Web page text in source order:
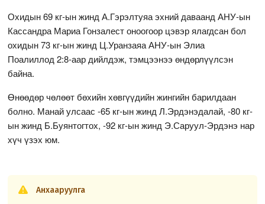
Охидын 69 кг-ын жинд А.Гэрэлтуяа эхний даваанд АНУ-ын
Кассандра Мариа Гонзалест оноогоор цэвэр ялагдсан бол
охидын 73 кг-ын жинд Ц.Уранзаяа АНУ-ын Элиа
Поалиллод 2:8-аар дийлдэж, тэмцээнээ өндөрлүүлсэн
байна.
Өнөөдөр чөлөөт бөхийн хөвгүүдийн жингийн барилдаан
болно. Манай улсаас -65 кг-ын жинд Л.Эрдэнэдалай, -80 кг-
ын жинд Б.Буянтогтох, -92 кг-ын жинд Э.Саруул-Эрдэнэ нар
хүч үзэх юм.
Анхааруулга